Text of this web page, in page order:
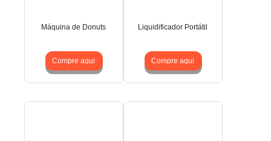
Máquina de Donuts
Compre aqui
Liquidificador Portátil
Compre aqui